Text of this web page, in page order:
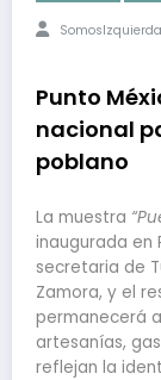
SomosIzquierda
Punto
nacional
poblano
La muestra
inaugurada en
secretaria de
Zamora, y el
permanecerá
artesanías,
reflejan la